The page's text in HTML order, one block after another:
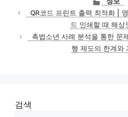
테
고
리
QR코드 프린트 출력 최적화 |
드 인쇄할 때 해상
촉법소년 사례 분석을 통한 문
행 제도의 한계와
검색